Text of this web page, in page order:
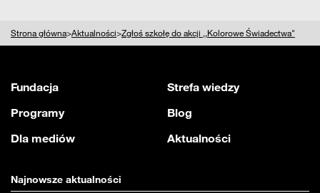
Strona główna>Aktualności>Zgłoś szkołę do akcji ,,Kolorowe Świadectwa"
Fundacja
Strefa wiedzy
Programy
Blog
Dla mediów
Aktualności
Najnowsze aktualności